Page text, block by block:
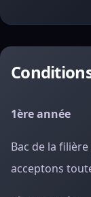
1ère année
Bac de la
acceptons